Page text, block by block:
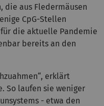
die aus Fledermäusen
CpG-Stellen
für die aktuelle Pandemie
bereits an den
erklärt
So laufen sie weniger
- etwa den